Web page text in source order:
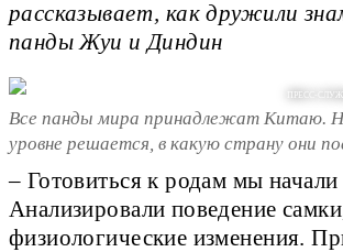
рассказывает, как дружили
панды Жуи и Диндин
ПРЕСС-
Все панды мира принадлежат Китаю.
уровне решается, в какую страну они
– Готовиться к родам мы начали
Анализировали поведение
физиологические изменения.